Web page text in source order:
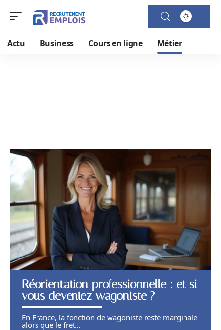
Actu Business Cours en ligne Métier
Réorientation professionnelle : et si
vous deveniez wagoniste ?
En France, la fonction de wagoniste reste marginale
alors que le fret…